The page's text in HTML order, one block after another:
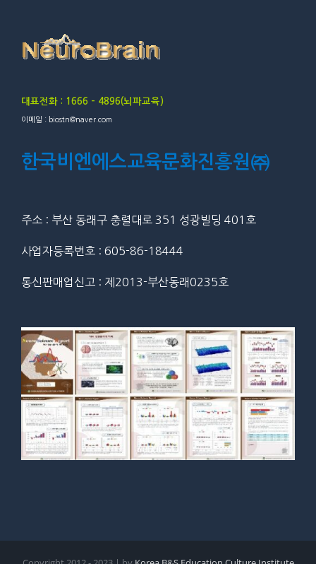
대표전화 : 1666 – 4896(뇌파교육)
이메일 : biostn@naver.com
한국비엔에스교육문화진흥원㈜
주소 : 부산 동래구 충렬대로 351 성광빌딩 401호
사업자등록번호 : 605-86-18444
통신판매업신고 : 제2013-부산동래0235호